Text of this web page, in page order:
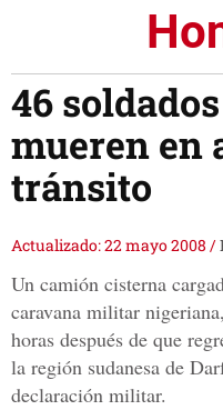
46
mueren en
tránsito
Actualizado: 22 mayo 2008 /
Un camión cisterna
caravana militar
horas después de que
la región sudanesa de
declaración militar.